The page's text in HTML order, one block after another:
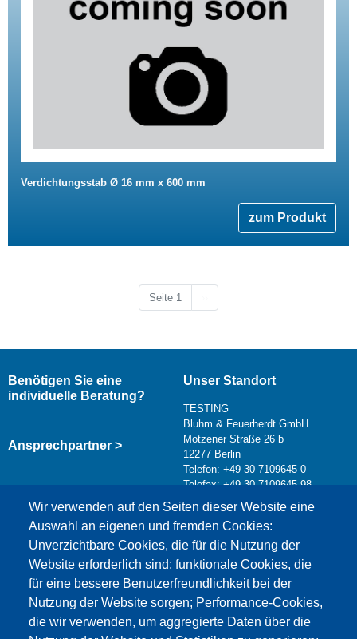
Verdichtungsstab Ø 16 mm x 600 mm
zum Produkt
Seite 1
Wir verwenden auf den Seiten dieser Website eine
Auswahl an eigenen und fremden Cookies:
Unverzichtbare Cookies, die für die Nutzung der
Website erforderlich sind; funktionale Cookies, die
für eine bessere Benutzerfreundlichkeit bei der
Nutzung der Website sorgen; Performance-Cookies,
die wir verwenden, um aggregierte Daten über die
Benötigen Sie eine
individuelle Beratung?
Ansprechpartner >
Unser Standort
TESTING
Bluhm & Feuerherdt GmbH
Motzener Straße 26 b
12277 Berlin
Telefon: +49 30 7109645-0
Telefax: +49 30 7109645-98
info@testing.de
Dieser Inhalt ist blockiert, da die Google Maps